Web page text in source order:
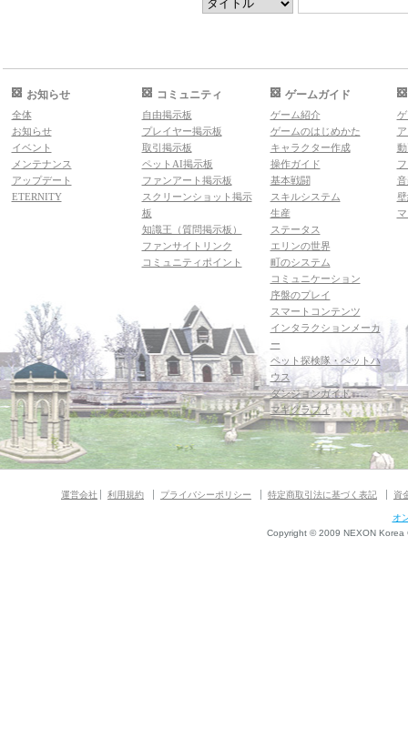
お知らせ
全体
お知らせ
イベント
メンテナンス
アップデート
ETERNITY
コミュニティ
自由掲示板
プレイヤー掲示板
取引掲示板
ペットAI掲示板
ファンアート掲示板
スクリーンショット掲示
板
知識王（質問掲示板）
ファンサイトリンク
コミュニティポイント
ゲームガイド
ゲーム紹介
ゲームのはじめかた
キャラクター作成
操作ガイド
基本戦闘
スキルシステム
生産
ステータス
エリンの世界
町のシステム
コミュニケーション
序盤のプレイ
スマートコンテンツ
インタラクションメーカ
ー
ペット探検隊・ペットハ
ウス
ダンジョンガイド
マギグラフィ
運営会社 利用規約 プライバシーポリシー 特定商取引法に基づく表記 資
オ
Copyright © 2009 NEXON Korea